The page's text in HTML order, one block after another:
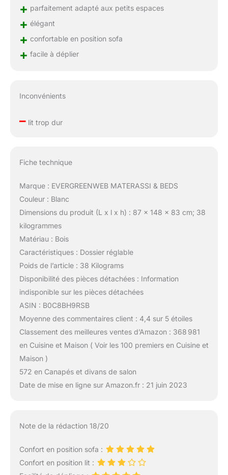
+ parfaitement adapté aux petits espaces
+ élégant
+ confortable en position sofa
+ facile à déplier
Inconvénients
–lit trop dur
Fiche technique
Marque : EVERGREENWEB MATERASSI & BEDS
Couleur : Blanc
Dimensions du produit (L x l x h) : 87 x 148 x 83 cm; 38
kilogrammes
Matériau : Bois
Caractéristiques : Dossier réglable
Poids de l’article : 38 Kilograms
Disponibilité des pièces détachées : Information
indisponible sur les pièces détachées
ASIN : B0C8BH9RSB
Moyenne des commentaires client : 4,4 sur 5 étoiles
Classement des meilleures ventes d’Amazon : 368 981
en Cuisine et Maison ( Voir les 100 premiers en Cuisine et
Maison )
572 en Canapés et divans de salon
Date de mise en ligne sur Amazon.fr : 21 juin 2023
Note de la rédaction 18/20
Confort en position sofa :
Confort en position lit :